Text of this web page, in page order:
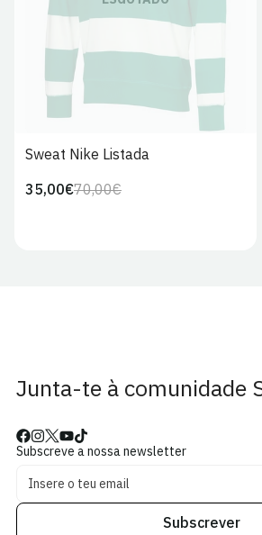
Sweat Nike Listada
Preço
70,00€Preço
35,00€
Junta-te à comunidade
Subscreve a nossa newsletter
Subscrever